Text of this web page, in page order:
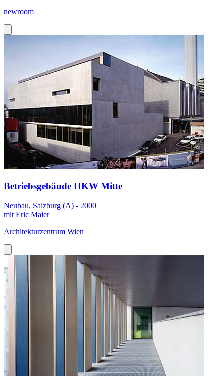
newroom
Betriebsgebäude HKW Mitte
Neubau, Salzburg (A) - 2000
mit Eric Maier
Architekturzentrum Wien